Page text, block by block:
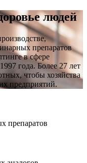
людей
препаратов
в сфере
года. Более 27 лет
чтобы хозяйства
предприятий.
препаратов